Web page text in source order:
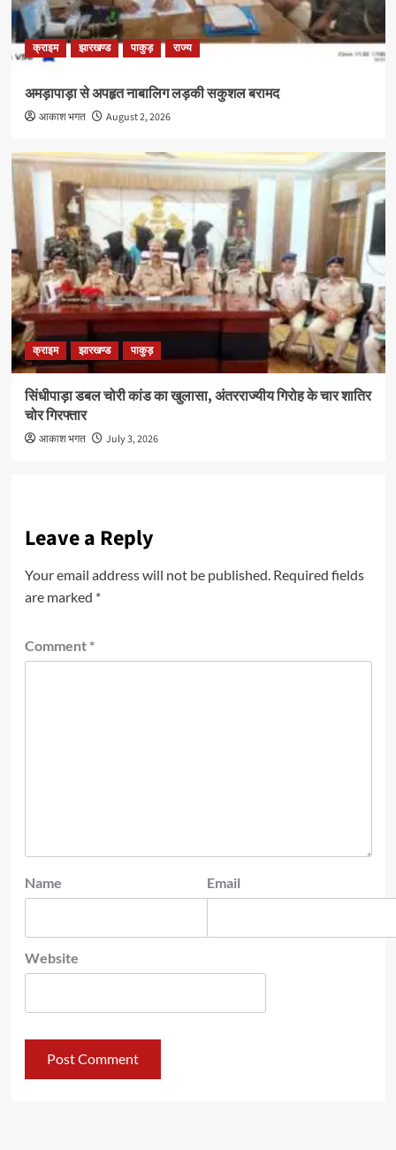
क्राइम झारखण्ड पाकुड़ राज्य
अमड़ापाड़ा से अपहृत नाबालिग लड़की सकुशल बरामद
आकाश भगत August 2, 2026
क्राइम झारखण्ड पाकुड़
सिंधीपाड़ा डबल चोरी कांड का खुलासा, अंतरराज्यीय गिरोह के चार शातिर
चोर गिरफ्तार
आकाश भगत July 3, 2026
Leave a Reply
Your email address will not be published. Required fields
are marked *
Comment *
Name Email
Website